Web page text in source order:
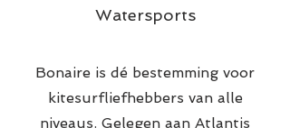
Watersports
Bonaire is dé bestemming voor
kitesurfliefhebbers van alle
niveaus. Gelegen aan Atlantis